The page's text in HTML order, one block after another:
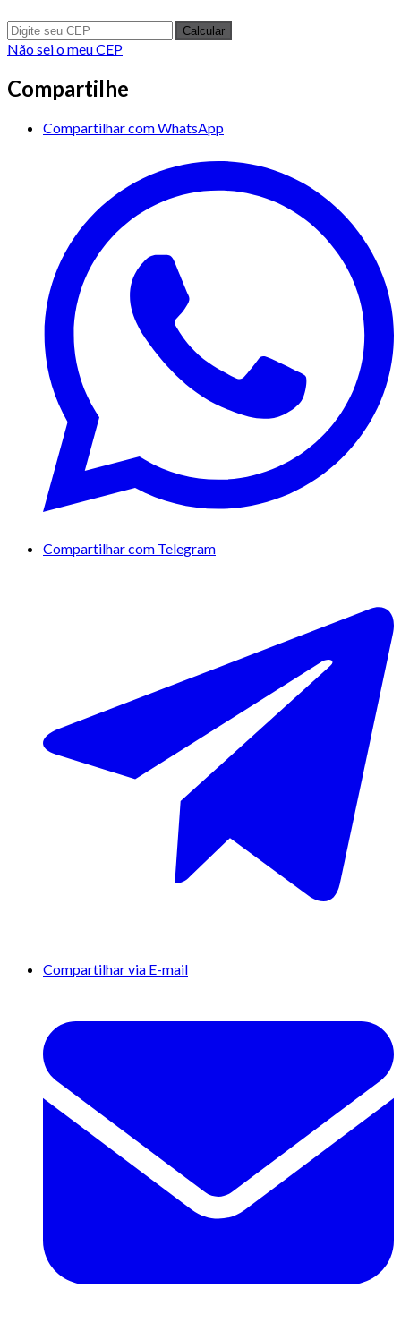
Calcular
Não sei o meu CEP
Compartilhe
Compartilhar com WhatsApp
Compartilhar com Telegram
Compartilhar via E-mail